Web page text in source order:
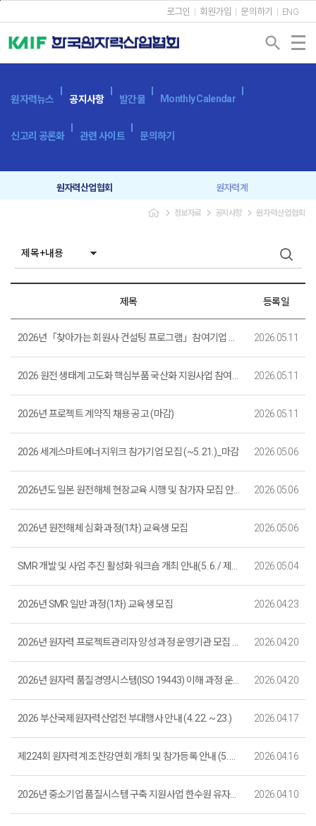
로그인 회원가입 문의하기 ENG
search
원자력뉴스 공지사항 발간물 Monthly Calendar
신고리 공론화 관련 사이트 문의하기
원자력산업협회 원자력계
navigate_next 정보자료 navigate_next 공지사항 navigate_next 원자력산업협회
제목 등록일
2026년「찾아가는 회원사 컨설팅 프로그램」참여기업 모집(5.11~5. 22.)(마감) 2026.05.11
2026 원전 생태계 고도화 핵심부품 국산화 지원사업 참여기업 모집 (~ 5. 22. (금) 18:00까지) 2026.05.11
2026년 프로젝트 계약직 채용 공고 (마감) 2026.05.11
2026 세계스마트에너지위크 참가기업 모집 (~5. 21.)_마감 2026.05.06
2026년도 일본 원전해체 현장교육 시행 및 참가자 모집 안내 (마감) 2026.05.06
2026년 원전해체 심화 과정(1차) 교육생 모집 2026.05.06
SMR 개발 및 사업 추진 활성화 워크숍 개최 안내(5. 6. / 제주국제컨벤션센터) 2026.05.04
2026년 SMR 일반 과정(1차) 교육생 모집 2026.04.23
2026년 원자력 프로젝트관리자 양성 과정 운영기관 모집 재공고(~4. 24.)_마감 2026.04.20
2026년 원자력 품질경영시스템(ISO 19443) 이해 과정 운영기관 모집 재공고(~4. 24.)_마감 2026.04.20
2026 부산국제원자력산업전 부대행사 안내 (4. 22. ~ 23.) 2026.04.17
제224회 원자력계 조찬강연회 개최 및 참가등록 안내 (5. 15. (금) 개최) 2026.04.16
2026년 중소기업 품질시스템 구축 지원사업 한수원 유자격 공급자 등록 상담 참여기업 선착순 모집 (마감) 2026.04.10